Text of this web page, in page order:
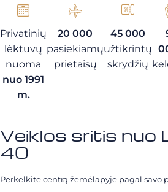
Privatinių
lėktuvų
nuoma
nuo 1991
m.
20 000
pasiekiamų
prietaisų
45 000
užtikrintų
skrydžių
Veiklos sritis nuo
40
Perkelkite centrą žemėlapyje pagal savo